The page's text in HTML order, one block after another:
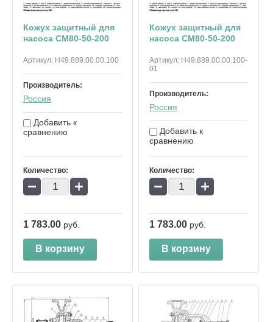
Кожух защитный для
насоса СМ80-50-200
Артикул: Н49.889.00.00.100
Производитель:
Россия
Добавить к
сравнению
Количество:
− +
1 783.00 руб.
В корзину
Кожух защитный для
насоса СМ80-50-200
Артикул:Н49.889.00.00.100-
01
Производитель:
Россия
Добавить к
сравнению
Количество:
− +
1 783.00 руб.
В корзину